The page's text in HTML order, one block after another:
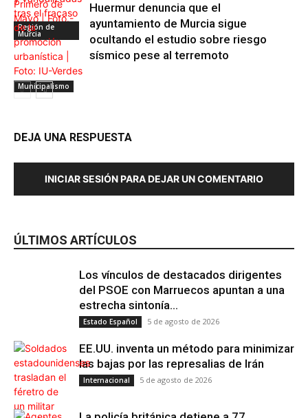
Región de
Murcia
Municipalismo
Huermur denuncia que el
ayuntamiento de Murcia sigue
ocultando el estudio sobre riesgo
sísmico pese al terremoto
DEJA UNA RESPUESTA
INICIAR SESIÓN PARA DEJAR UN COMENTARIO
ÚLTIMOS ARTÍCULOS
Los vínculos de destacados dirigentes
del PSOE con Marruecos apuntan a una
estrecha sintonía...
Estado Español 5 de agosto de 2026
EE.UU. inventa un método para minimizar
las bajas por las represalias de Irán
Internacional 5 de agosto de 2026